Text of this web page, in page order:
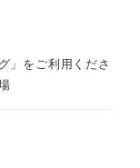
」をご利用くださ